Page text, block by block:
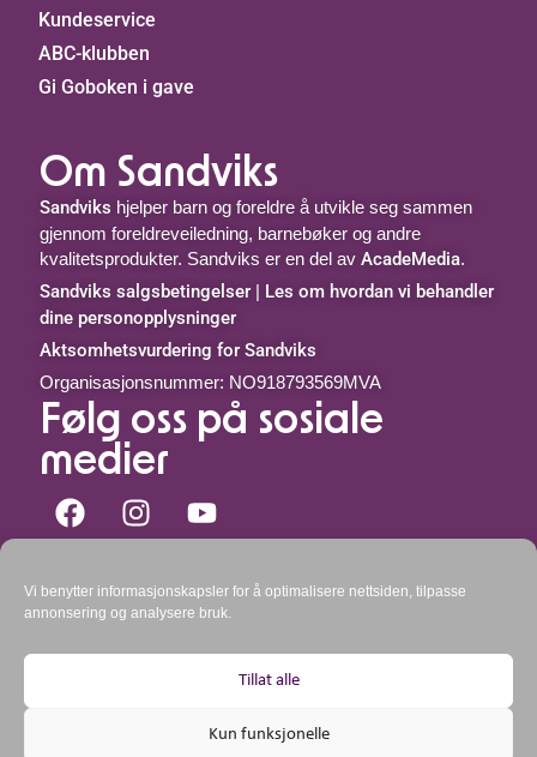
Vi benytter informasjonskapsler for å optimalisere nettsiden, tilpasse
annonsering og analysere bruk.
Tillat alle
Kun funksjonelle
Kundeservice
ABC-klubben
Gi Goboken i gave
Om Sandviks
Sandviks hjelper barn og foreldre å utvikle seg sammen
gjennom foreldreveiledning, barnebøker og andre
kvalitetsprodukter. Sandviks er en del avAcadeMedia.
Sandviks salgsbetingelser
Les om hvordan vi behandler
dine personopplysninger
Aktsomhetsvurdering for Sandviks
Organisasjonsnummer: NO918793569MVA
Følg oss på sosiale
medier
Telefon: 51 44 00 51 mellom kl.9-10:30 og 11:30-15
mandag – fredag.
Post: Sandviks AS, postboks 366 Forus, 4068
Besøksadresse: Strandsvingen 14, 4032 Stavanger